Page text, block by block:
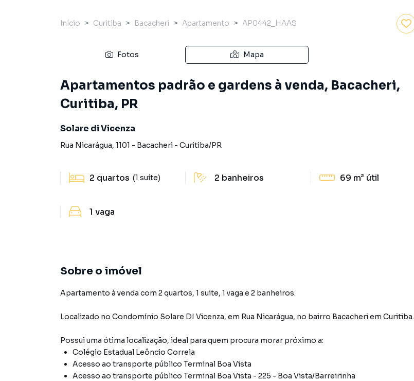
Início Curitiba Bacacheri Apartamento AP0442_HAAS
Fotos Mapa
Apartamentos padrão e gardens à venda, Bacacheri,
Curitiba, PR
Solare di Vicenza
Rua Nicarágua, 1101 - Bacacheri - Curitiba/PR
2 quartos (1 suíte) 2 banheiros 69 m² útil
1 vaga
Sobre o imóvel
Apartamento à venda com 2 quartos, 1 suite, 1 vaga e 2 banheiros.
Localizado no Condomínio Solare DI Vicenza, em Rua Nicarágua, no bairro Bacacheriem Curitiba.
Possui uma ótima localização, ideal para quem procura morar próximo a:
Colégio Estadual Leôncio Correia
Acesso ao transporte público Terminal Boa Vista
Acesso ao transporte público Terminal Boa Vista - 225 - Boa Vista/Barreirinha